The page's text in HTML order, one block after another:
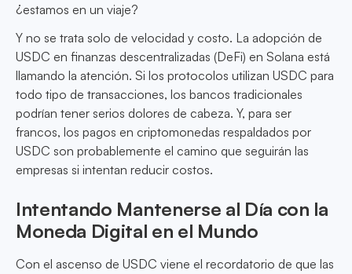
¿estamos en un viaje?
Y no se trata solo de velocidad y costo. La adopción de
USDC en finanzas descentralizadas (DeFi) en Solana está
llamando la atención. Si los protocolos utilizan USDC para
todo tipo de transacciones, los bancos tradicionales
podrían tener serios dolores de cabeza. Y, para ser
francos, los pagos en criptomonedas respaldados por
USDC son probablemente el camino que seguirán las
empresas si intentan reducir costos.
Intentando Mantenerse al Día con la
Moneda Digital en el Mundo
Con el ascenso de USDC viene el recordatorio de que las